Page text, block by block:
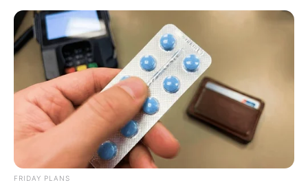
au
contenuLE MEILLEUR PRONOSTIC
La Base du QUINTÉ au Special Tocard du PMU
Menu
FRIDAY PLANS